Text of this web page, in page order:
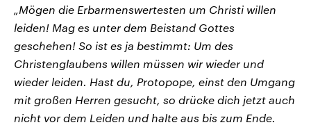
„Mögen die Erbarmenswertesten um Christi willen
leiden! Mag es unter dem Beistand Gottes
geschehen! So ist es ja bestimmt: Um des
Christenglaubens willen müssen wir wieder und
wieder leiden. Hast du, Protopope, einst den Umgang
mit großen Herren gesucht, so drücke dich jetzt auch
nicht vor dem Leiden und halte aus bis zum Ende.